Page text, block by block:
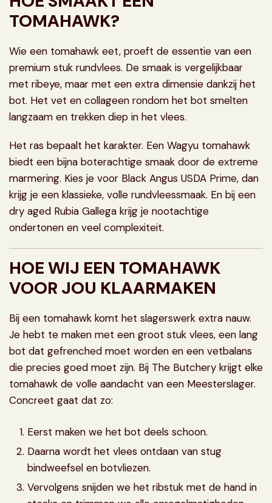
TOMAHAWK?
Wie een tomahawk eet, proeft de essentie van een
premium stuk rundvlees. De smaak is vergelijkbaar
met ribeye, maar met een extra dimensie dankzij het
bot. Het vet en collageen rondom het bot smelten
langzaam en trekken diep in het vlees.
Het ras bepaalt het karakter. Een Wagyu tomahawk
biedt een bijna boterachtige smaak door de extreme
marmering. Kies je voor Black Angus USDA Prime, dan
krijg je een klassieke, volle rundvleessmaak. En bij een
dry aged Rubia Gallega krijg je nootachtige
ondertonen en veel complexiteit.
HOE WIJ EEN TOMAHAWK
VOOR JOU KLAARMAKEN
Bij een tomahawk komt het slagerswerk extra nauw.
Je hebt te maken met een groot stuk vlees, een lang
bot dat gefrenched moet worden en een vetbalans
die precies goed moet zijn. Bij The Butchery krijgt elke
tomahawk de volle aandacht van een Meesterslager.
Concreet gaat dat zo:
Eerst maken we het bot deels schoon.
Daarna wordt het vlees ontdaan van stug
bindweefsel en botvliezen.
Vervolgens snijden we het ribstuk met de hand in